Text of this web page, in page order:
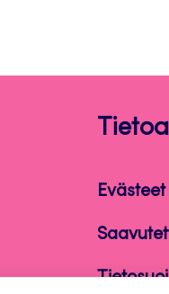
Evästeet